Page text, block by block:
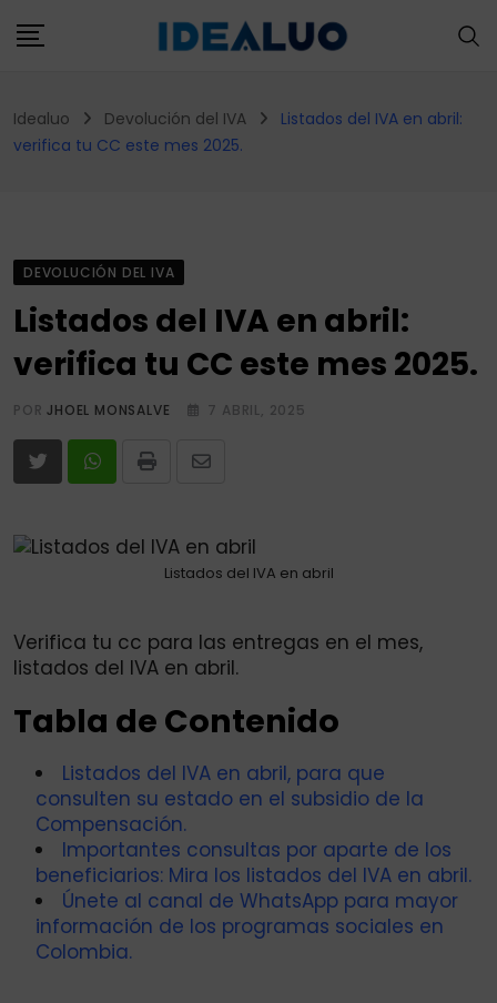
to
Idealuo Devolución del IVA
Listados del IVA en abril:
verifica tu CC este mes 2025.
DEVOLUCIÓN DEL IVA
Listados del IVA en abril:
verifica tu CC este mes 2025.
PORJHOEL MONSALVE 7 ABRIL, 2025
Print
Share
Listados del IVA en abril
Verifica tu cc para las entregas en el mes,
listados del IVA en abril.
Tabla de Contenido
Listados del IVA en abril, para que
consulten su estado en el subsidio de la
Compensación.
Importantes consultas por aparte de los
beneficiarios: Mira los listados del IVA en abril.
Únete al canal de WhatsApp para mayor
información de los programas sociales en
Colombia.